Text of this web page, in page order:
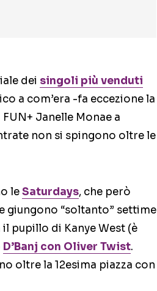
dei singoli più venduti
a com’era -fa eccezione la
Janelle Monae a
non si spingono oltre le
leSaturdays, che però
giungono “soltanto” settime
pupillo di Kanye West (è
D’Banj con Oliver Twist.
oltre la 12esima piazza con